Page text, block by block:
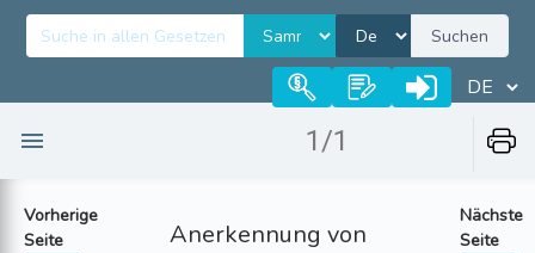
Suchen
1/1
Vorherige
Seite
Anerkennung von
Nächste
Seite